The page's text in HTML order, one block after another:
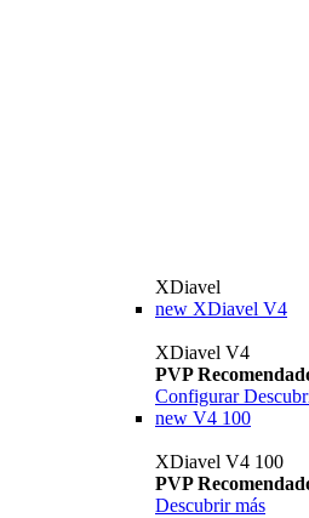
XDiavel
new XDiavel V4
XDiavel V4
PVP
Configurar
new V4 100
XDiavel V4 100
PVP
Descubrir más